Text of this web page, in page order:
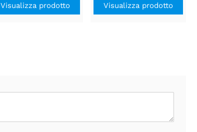
Visualizza prodotto Visualizza prodotto